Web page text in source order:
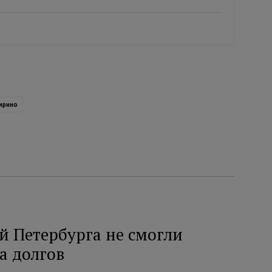
Петербурга не смогли
долгов